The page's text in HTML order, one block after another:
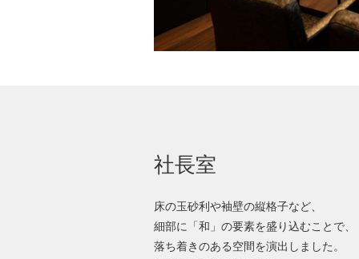
社長室
床の玉砂利や袖壁の縦格子など、
細部に「和」の要素を盛り込むことで、
落ち着きのある空間を演出しました。